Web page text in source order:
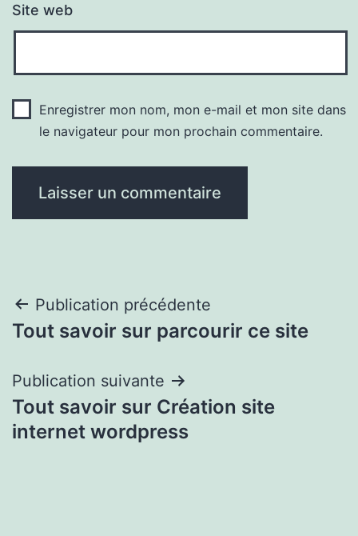
Site web
Enregistrer mon nom, mon e-mail et mon site dans
le navigateur pour mon prochain commentaire.
Navigation
de
l’article
Publication précédente
Tout savoir sur parcourir ce site
Publication suivante
Tout savoir sur Création site
internet wordpress